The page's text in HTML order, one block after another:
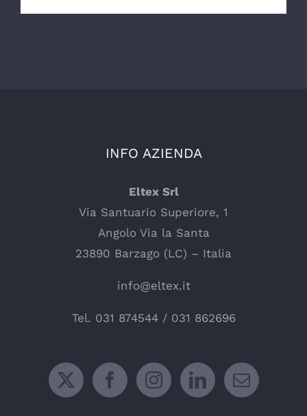
INFO AZIENDA
Eltex Srl
Via Santuario Superiore, 1
Angolo Via la Santa
23890 Barzago (LC) – Italia
info@eltex.it
Tel. 031 874544/ 031 862696